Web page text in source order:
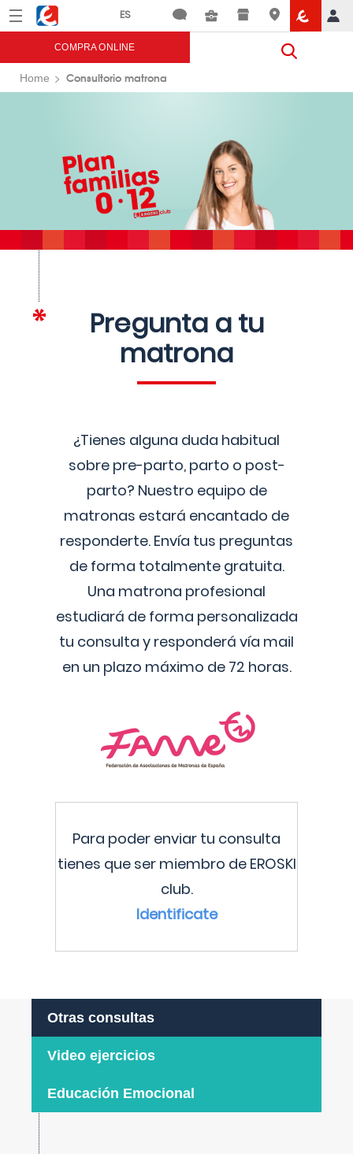
Menú Eroski
COMPRA ONLINE
Home Consultorio matrona
Pregunta a tu
matrona
¿Tienes alguna duda habitual
sobre pre-parto, parto o post-
parto? Nuestro equipo de
matronas estará encantado de
responderte. Envía tus preguntas
de forma totalmente gratuita.
Una matrona profesional
estudiará de forma personalizada
tu consulta y responderá vía mail
en un plazo máximo de 72 horas.
Para poder enviar tu consulta
tienes que ser miembro de EROSKI
club.
Identificate
Otras consultas
Video ejercicios
Educación Emocional